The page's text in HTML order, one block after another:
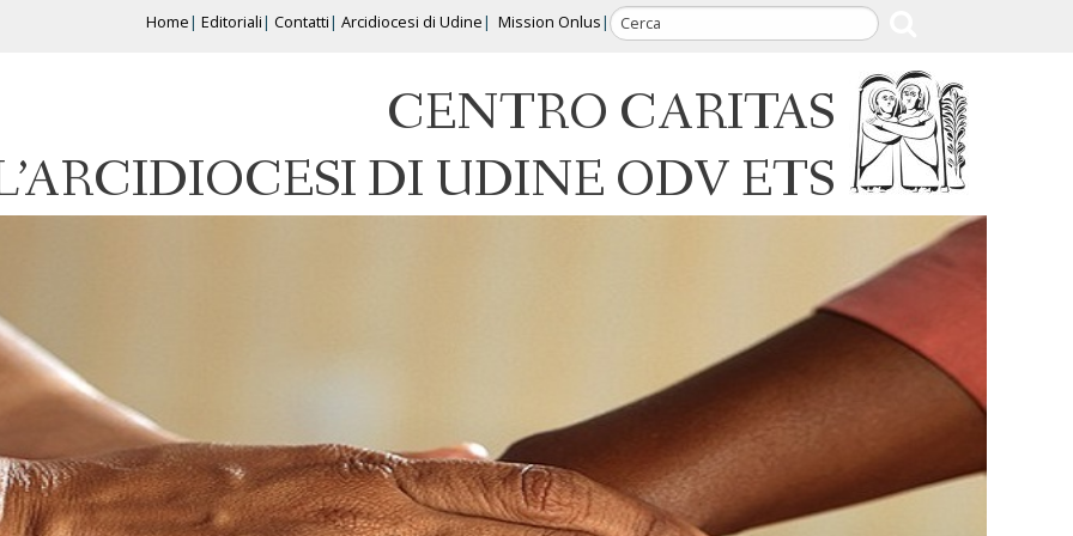
Home Editoriali Contatti Arcidiocesi di Udine Mission Onlus
CENTRO CARITAS
DI UDINE ODV ETS